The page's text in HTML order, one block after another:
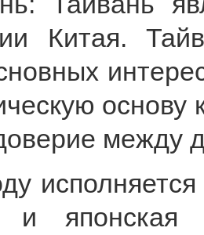
Китая.
основу
между
и японская